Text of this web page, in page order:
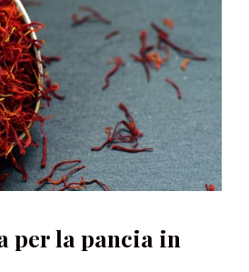
per la pancia in